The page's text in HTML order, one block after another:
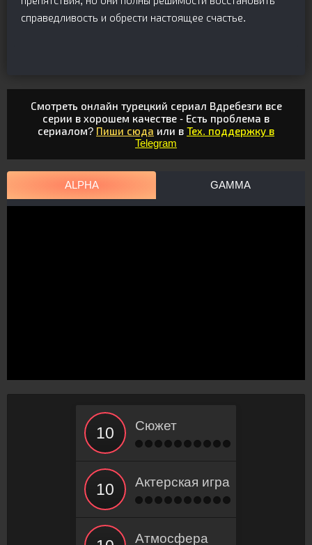
справедливость и обрести настоящее счастье.
Смотреть онлайн турецкий сериал Вдребезги все
серии в хорошем качестве - Есть проблема в
сериалом? Пиши сюда или в Тех. поддержку в
Telegram
ALPHA GAMMA
Сюжет
Актерская игра
Атмосфера